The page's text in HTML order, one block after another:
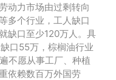
动力市场由过剩转向
多个行业，工人缺口
缺口至少120万人。具
口55万，棕榈油行业
不愿从事工厂、种植
依赖数百万外国劳